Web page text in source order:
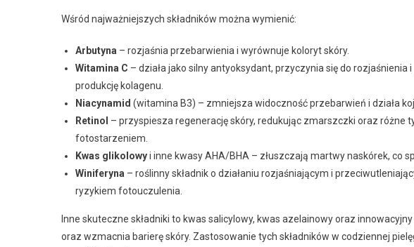
Wśród najważniejszych składników można wymienić:
Arbutyna – rozjaśnia przebarwienia i wyrównuje koloryt skóry.
Witamina C – działa jako silny antyoksydant, przyczynia się do
produkcję kolagenu.
Niacynamid (witamina B3) – zmniejsza widoczność przebarwień i działa
Retinol – przyspiesza regenerację skóry, redukując zmarszczki oraz różne
fotostarzeniem.
Kwas glikolowyi inne kwasy AHA/BHA – złuszczają martwy naskórek, co
Winiferyna – roślinny składnik o działaniu rozjaśniającym i
ryzykiem fotouczulenia.
Inne skuteczne składniki to kwas salicylowy, kwas azelainowy oraz
oraz wzmacnia barierę skóry. Zastosowanie tych składników w codziennej